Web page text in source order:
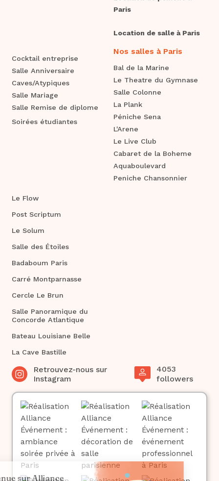
Paris
Location de salle à Paris
Cocktail entreprise
Salle Anniversaire
Caves/Atypiques
Salle Mariage
Salle Remise de diplome
Soirées étudiantes
Nos salles à Paris
Bal de la Marine
Le Theatre du Gymnase
Salle Colonne
La Plank
Péniche Sena
L'Arene
Le Live Club
Cabaret de la Boheme
Aquaboulevard
Peniche Chansonnier
Le Flow
Post Scriptum
Le Solum
Salle des Étoiles
Badaboum Paris
Carré Montparnasse
Cercle Le Brun
Salle Panoramique du
Concorde Atlantique
Bateau Louisiane Belle
La Cave Bastille
Retrouvez-nous sur
Instagram
4053
followers